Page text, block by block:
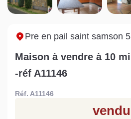
Sarthe pour booster sa
vente
Pre en pail saint samson
Maison à vendre à 10
-réf A11146
Réf. A11146
vendu